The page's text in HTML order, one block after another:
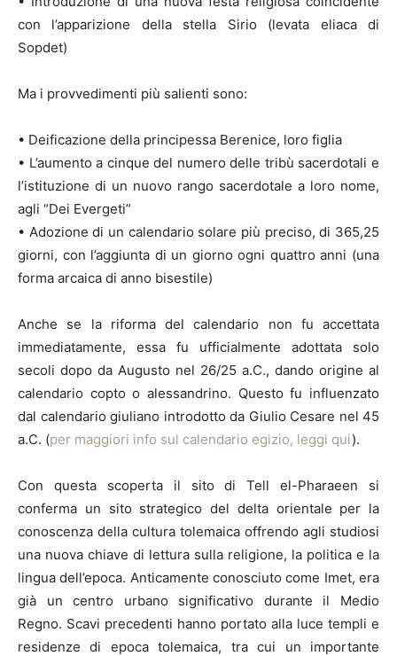
con l’apparizione della stella Sirio (levata eliaca di
Sopdet)
Ma i provvedimenti più salienti sono:
• Deificazione della principessa Berenice, loro figlia
• L’aumento a cinque del numero delle tribù sacerdotali e
l’istituzione di un nuovo rango sacerdotale a loro nome,
agli “Dei Evergeti”
• Adozione di un calendario solare più preciso, di 365,25
giorni, con l’aggiunta di un giorno ogni quattro anni (una
forma arcaica di anno bisestile)
Anche se la riforma del calendario non fu accettata
immediatamente, essa fu ufficialmente adottata solo
secoli dopo da Augusto nel 26/25 a.C., dando origine al
calendario copto o alessandrino. Questo fu influenzato
dal calendario giuliano introdotto da Giulio Cesare nel 45
a.C. (per maggiori info sul calendario egizio, leggi qui).
Con questa scoperta il sito di Tell el-Pharaeen si
conferma un sito strategico del delta orientale per la
conoscenza della cultura tolemaica offrendo agli studiosi
una nuova chiave di lettura sulla religione, la politica e la
lingua dell’epoca. Anticamente conosciuto come Imet, era
già un centro urbano significativo durante il Medio
Regno. Scavi precedenti hanno portato alla luce templi e
residenze di epoca tolemaica, tra cui un importante